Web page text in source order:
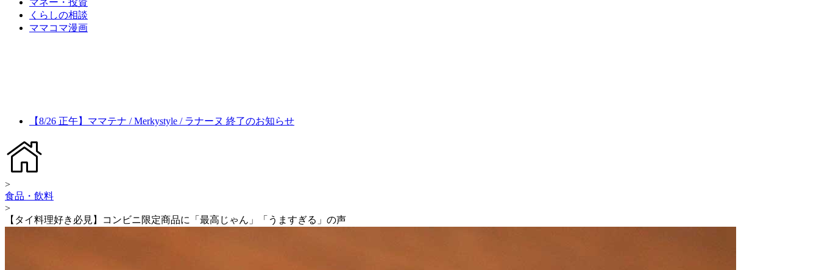
くらしの相談
ママコマ漫画
【8/26 正午】ママテナ / Merkystyle / ラナーヌ 終了のお知らせ
>
食品・飲料
>
【タイ料理好き必見】コンビニ限定商品に「最高じゃん」「うますぎる」の声